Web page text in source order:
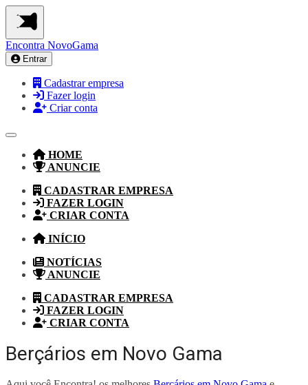
Encontra NovoGama
Entrar
Cadastrar empresa
Fazer login
Criar conta
HOME
ANUNCIE
CADASTRAR EMPRESA
FAZER LOGIN
CRIAR CONTA
INÍCIO
NOTÍCIAS
ANUNCIE
CADASTRAR EMPRESA
FAZER LOGIN
CRIAR CONTA
Berçários em Novo Gama